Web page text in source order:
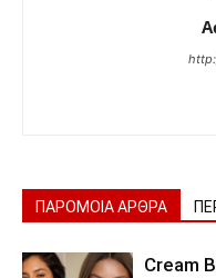
ΠΑΡΟΜΟΙΑ ΑΡΘΡΑ
Cream